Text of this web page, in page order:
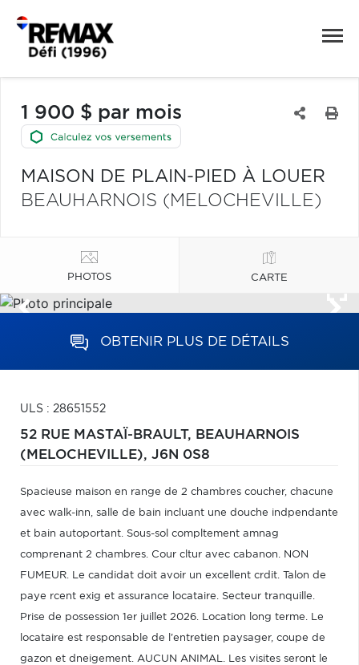
1 900 $ par mois
MAISON DE PLAIN-PIED À LOUER
BEAUHARNOIS (MELOCHEVILLE)
PHOTOS CARTE
OBTENIR PLUS DE DÉTAILS
ULS : 28651552
52 RUE MASTAÏ-BRAULT, BEAUHARNOIS
(MELOCHEVILLE), J6N 0S8
Spacieuse maison en range de 2 chambres coucher, chacune
avec walk-inn, salle de bain incluant une douche indpendante
et bain autoportant. Sous-sol compltement amnag
comprenant 2 chambres. Cour cltur avec cabanon. NON
FUMEUR. Le candidat doit avoir un excellent crdit. Talon de
paye rcent exig et assurance locataire. Secteur tranquille.
Prise de possession 1er juillet 2026. Location long terme. Le
locataire est responsable de l'entretien paysager, coupe de
gazon et dneigement. AUCUN ANIMAL. Les visites seront le